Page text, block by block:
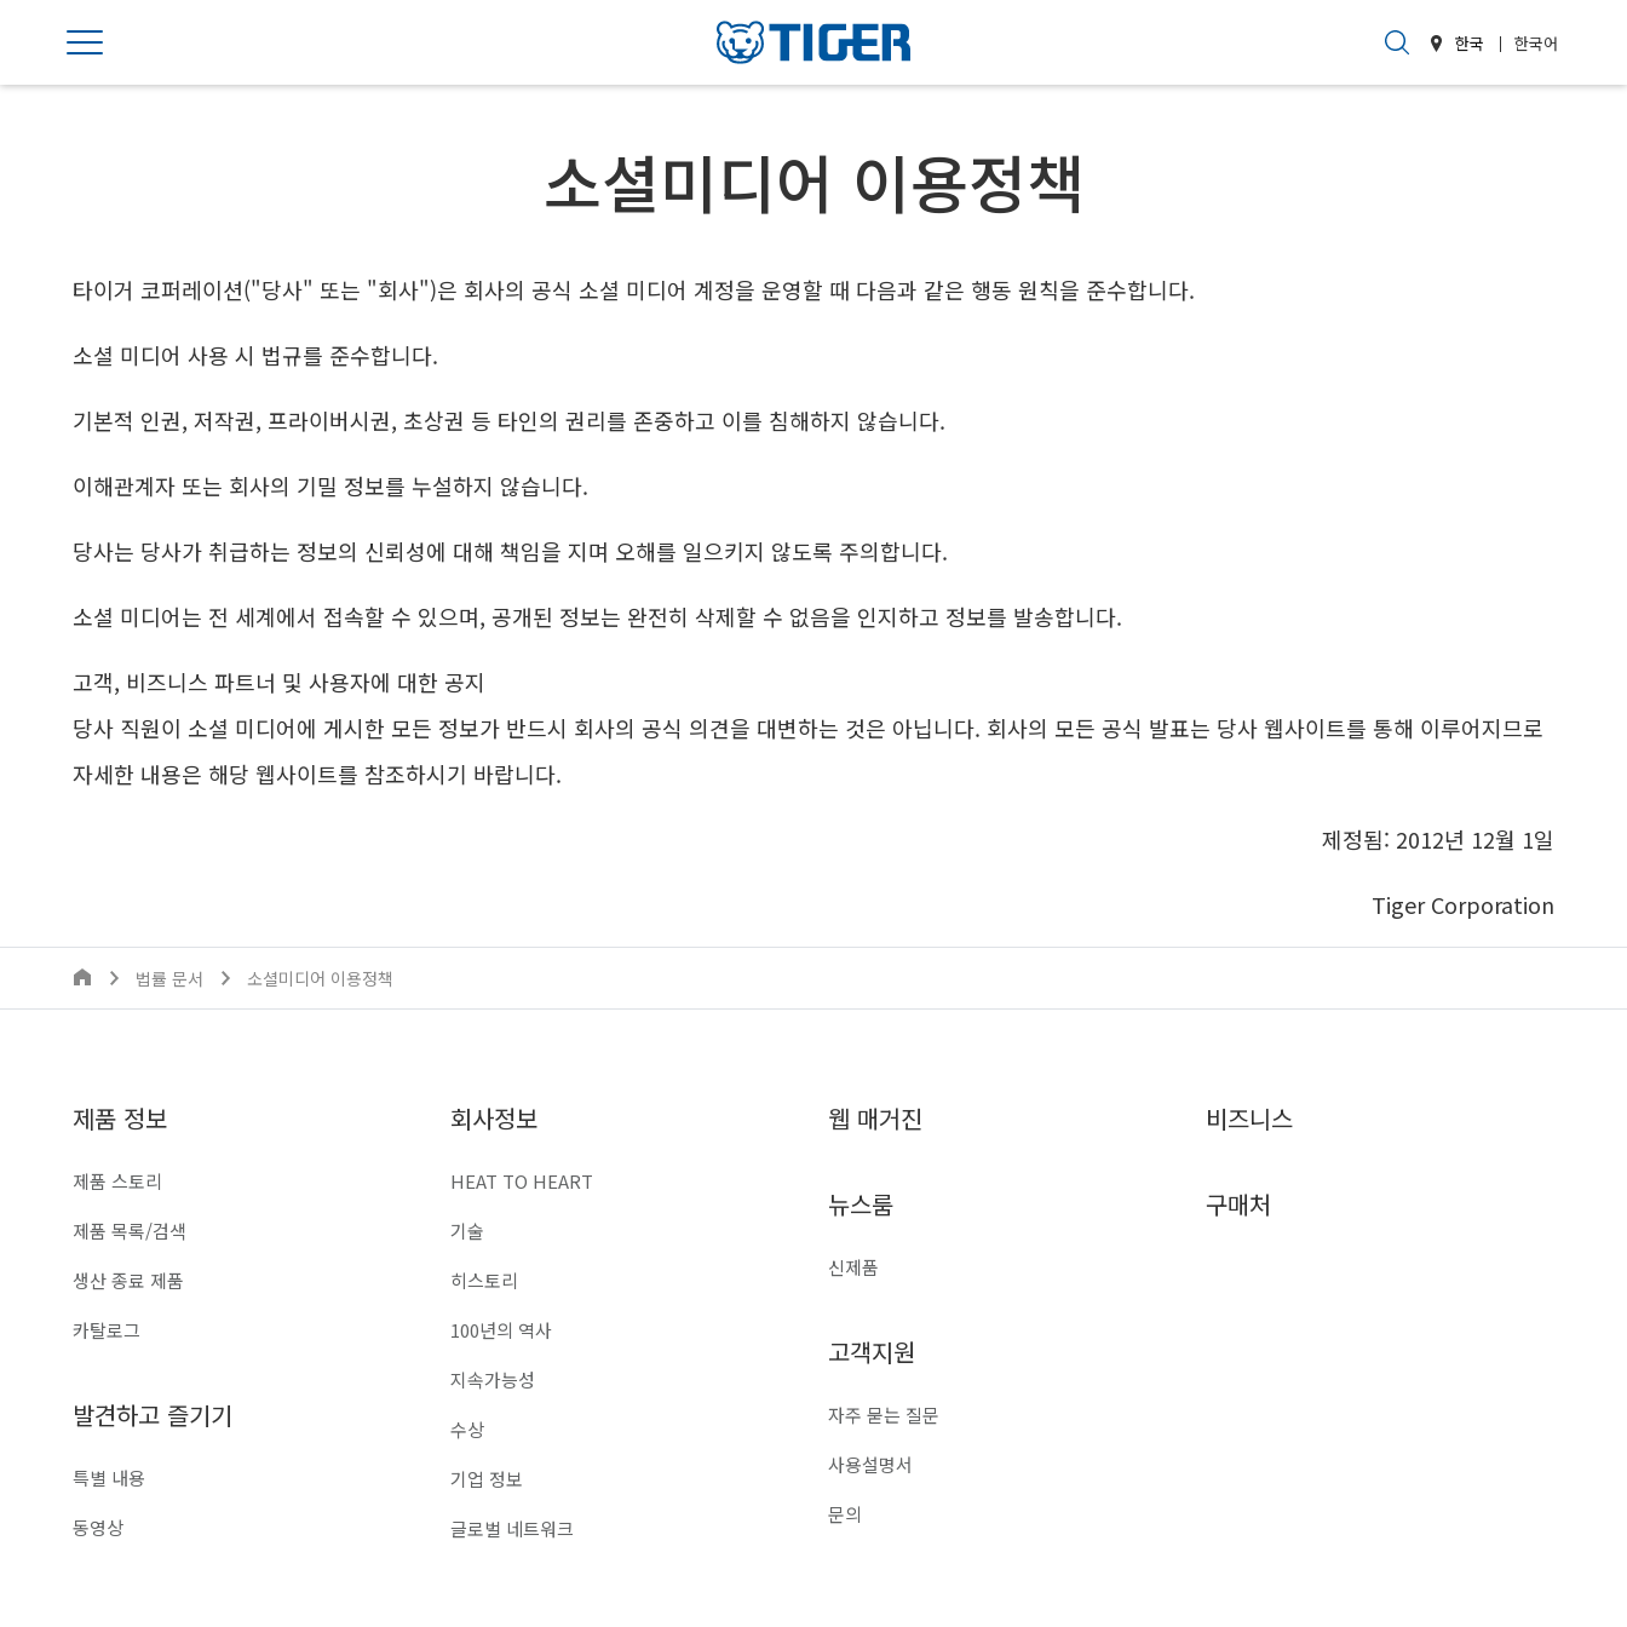
한국 한국어
소셜미디어 이용정책
타이거 코퍼레이션("당사" 또는 "회사")은 회사의 공식 소셜 미디어 계정을 운영할 때 다음과 같은 행동 원칙을 준수합니다.
소셜 미디어 사용 시 법규를 준수합니다.
기본적 인권, 저작권, 프라이버시권, 초상권 등 타인의 권리를 존중하고 이를 침해하지 않습니다.
이해관계자 또는 회사의 기밀 정보를 누설하지 않습니다.
당사는 당사가 취급하는 정보의 신뢰성에 대해 책임을 지며 오해를 일으키지 않도록 주의합니다.
소셜 미디어는 전 세계에서 접속할 수 있으며, 공개된 정보는 완전히 삭제할 수 없음을 인지하고 정보를 발송합니다.
고객, 비즈니스 파트너 및 사용자에 대한 공지
당사 직원이 소셜 미디어에 게시한 모든 정보가 반드시 회사의 공식 의견을 대변하는 것은 아닙니다. 회사의 모든 공식 발표는 당사 웹사이트를 통해 이루어지므로
자세한 내용은 해당 웹사이트를 참조하시기 바랍니다.
제정됨: 2012년 12월 1일
Tiger Corporation
법률 문서 소셜미디어 이용정책
제품 정보
제품 스토리
제품 목록/검색
생산 종료 제품
카탈로그
발견하고 즐기기
특별 내용
동영상
회사정보
HEAT TO HEART
기술
히스토리
100년의 역사
지속가능성
수상
기업 정보
글로벌 네트워크
웹 매거진
뉴스룸
신제품
고객지원
자주 묻는 질문
사용설명서
문의
비즈니스
구매처